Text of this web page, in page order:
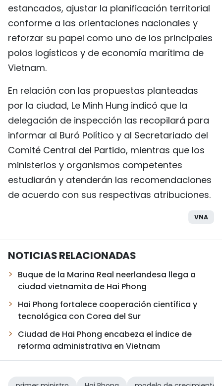
estancados, ajustar la planificación territorial
conforme a las orientaciones nacionales y
reforzar su papel como uno de los principales
polos logísticos y de economía marítima de
Vietnam.
En relación con las propuestas planteadas
por la ciudad, Le Minh Hung indicó que la
delegación de inspección las recopilará para
informar al Buró Político y al Secretariado del
Comité Central del Partido, mientras que los
ministerios y organismos competentes
estudiarán y atenderán las recomendaciones
de acuerdo con sus respectivas atribuciones.
VNA
NOTICIAS RELACIONADAS
Buque de la Marina Real neerlandesa llega a
ciudad vietnamita de Hai Phong
Hai Phong fortalece cooperación científica y
tecnológica con Corea del Sur
Ciudad de Hai Phong encabeza el índice de
reforma administrativa en Vietnam